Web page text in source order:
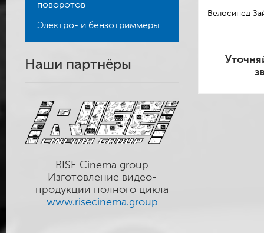
поворотов
Электро- и бензотриммеры
Наши партнёры
RISE Cinema group
Изготовление видео-
продукции полного цикла
www.risecinema.group
Велосипед